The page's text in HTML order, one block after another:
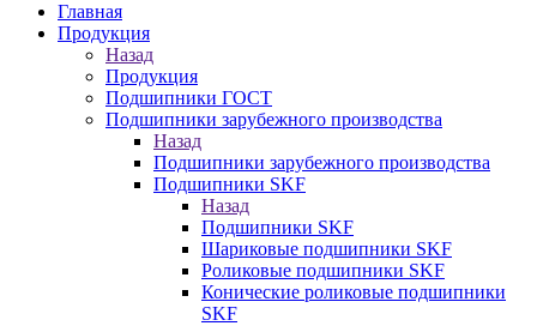
Главная
Продукция
Назад
Продукция
Подшипники ГОСТ
Подшипники зарубежного производства
Назад
Подшипники зарубежного производства
Подшипники SKF
Назад
Подшипники SKF
Шариковые подшипники SKF
Роликовые подшипники SKF
Конические роликовые подшипники
SKF